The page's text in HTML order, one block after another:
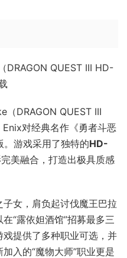
DRAGON QUEST III HD-
（DRAGON QUEST III
对经典名作《勇者斗恶
。游戏采用了独特的HD-
美融合，打造出极具质感
女，肩负起讨伐魔王巴拉
“露依妲酒馆”招募最多三
提供了多种职业可选，并
入的“魔物大师”职业更是